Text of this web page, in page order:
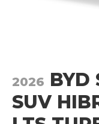
2026 BYD
SUV